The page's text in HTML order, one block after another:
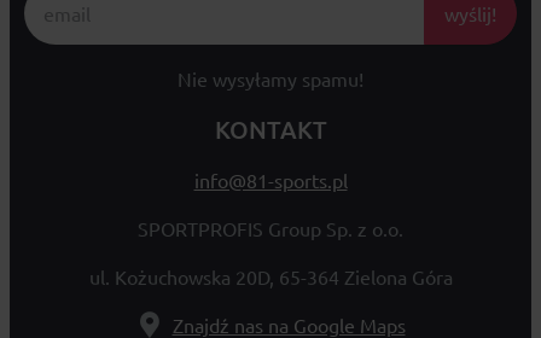
wyślij!
Nie wysyłamy spamu!
KONTAKT
info@81-sports.pl
SPORTPROFIS Group Sp. z o.o.
ul. Kożuchowska 20D, 65-364 Zielona Góra
Znajdź nas na Google Maps